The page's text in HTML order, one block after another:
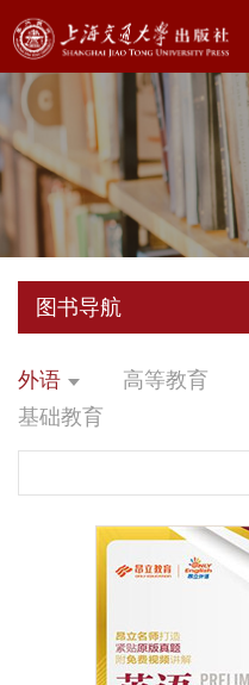
图书导航
外语 高等教育
基础教育